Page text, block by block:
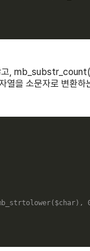
,
을 소문자로 변환하
( $char) ,